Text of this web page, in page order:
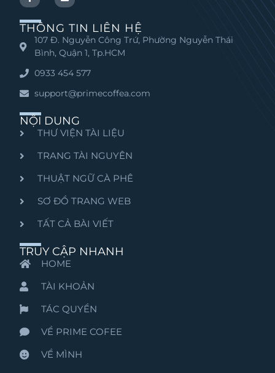
THÔNG TIN LIÊN HỆ
107 Đ. Nguyễn Công Trứ, Phường Nguyễn Thái
Bình, Quận 1, Tp.HCM
0933 454 577
support@primecoffea.com
NỘI DUNG
THƯ VIỆN TÀI LIỆU
TRANG TÀI NGUYÊN
THUẬT NGỮ CÀ PHÊ
SƠ ĐỒ TRANG WEB
TẤT CẢ BÀI VIẾT
TRUY CẬP NHANH
HOME
TÀI KHOẢN
TÁC QUYỀN
VỀ PRIME COFEE
VỀ MÌNH